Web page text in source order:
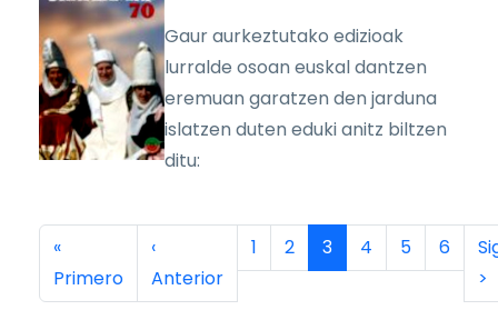
Gaur aurkeztutako edizioak
lurralde osoan euskal dantzen
eremuan garatzen den jarduna
islatzen duten eduki anitz biltzen
ditu:
Paginación
Primera página
«
Primero
Página anterior
‹
Anterior
Página
1 Página
2 Página actual
3 Página
4 Página
5 Página
6
>